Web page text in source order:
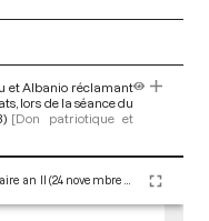
et Albanio réclamant
lors de la séance du
[Don patriotique et